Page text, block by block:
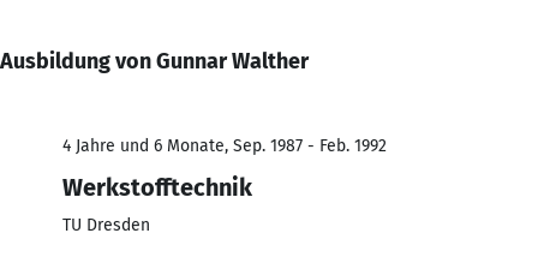
Ausbildung von Gunnar Walther
4 Jahre und 6 Monate, Sep. 1987 - Feb. 1992
Werkstofftechnik
TU Dresden